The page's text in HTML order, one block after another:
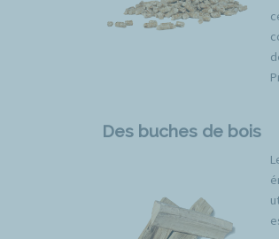
Des buches de bois